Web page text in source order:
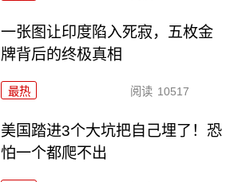
一张图让印度陷入死寂，五枚金
牌背后的终极真相
最热 阅读 10517
美国踏进3个大坑把自己埋了！恐
怕一个都爬不出